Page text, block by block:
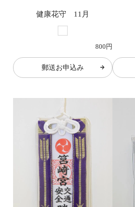
健康花守 11月
800円
郵送お申込み